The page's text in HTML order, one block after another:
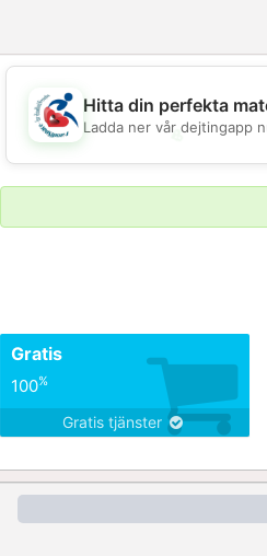
💖
Hitta din perfekta
Ladda ner vår dejtingapp
Gratis
100%
Gratis tjänster